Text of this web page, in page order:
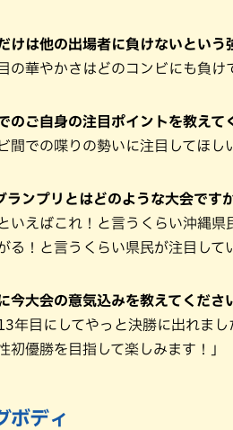
けは他の出場者に負けないという
の華やかさはどのコンビにも負
のご自身の注目ポイントを教えて
間での喋りの勢いに注目してほし
ランプリとはどのような大会です
といえばこれ！と言うくらい沖縄
る！と言うくらい県民が注目して
今大会の意気込みを教えてくださ
13年目にしてやっと決勝に出れま
初優勝を目指して楽しみます！」
ボディ